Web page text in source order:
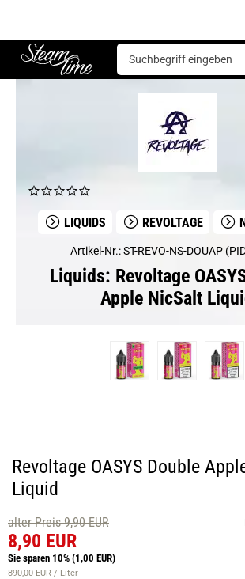
Steam time
Liquids Revoltage Revoltage OASYS Double Apple NicSalt Liquid
LIQUIDS REVOLTAGE
Artikel-Nr.: ST-REVO-NS-DOUAP
Liquids: Revoltage
Apple NicSalt
Revoltage OASYS Double
Liquid
alter Preis 9,90 EUR
8,90 EUR
Sie sparen 10% (1,00 EUR)
890,00 EUR / Liter